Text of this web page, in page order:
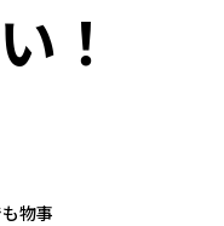
！
物事